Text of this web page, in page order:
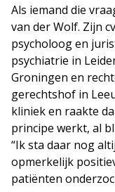
Als iemand die
van der Wolf. Zijn
psycholoog en
psychiatrie in
Groningen en
gerechtshof in
kliniek en raakte
principe werkt, al
“Ik sta daar nog
opmerkelijk
patiënten